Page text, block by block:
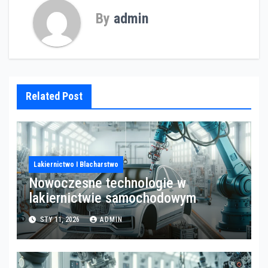
By admin
Related Post
Lakiernictwo I Blacharstwo
Nowoczesne technologie w
lakiernictwie samochodowym
STY 11, 2026 ADMIN